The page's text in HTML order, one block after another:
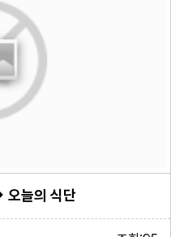
오늘의 식단